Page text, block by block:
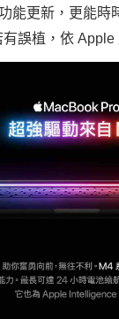
能更新，更能時
誤植，依 Apple